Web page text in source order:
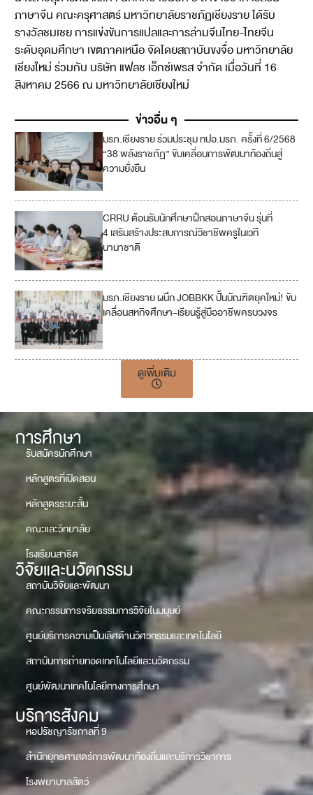
ภาษาจีน คณะครุศาสตร์ มหาวิทยาลัยราชภัฏเชียงราย ได้รับ
รางวัลชมเชย การแข่งขันการแปลและการล่ามจีนไทย-ไทยจีน
ระดับอุดมศึกษา เขตภาคเหนือ จัดโดยสถาบันขงจื่อ มหาวิทยาลัย
เชียงใหม่ ร่วมกับ บริษัท แฟลช เอ็กซ์เพรส จำกัด เมื่อวันที่ 16
สิงหาคม 2566 ณ มหาวิทยาลัยเชียงใหม่
ข่าวอื่น ๆ
มรภ.เชียงราย ร่วมประชุม ทปอ.มรภ. ครั้งที่ 6/2568
“38 พลังราชภัฏ” ขับเคลื่อนการพัฒนาท้องถิ่นสู่
ความยั่งยืน
CRRU ต้อนรับนักศึกษาฝึกสอนภาษาจีน รุ่นที่
4 เสริมสร้างประสบการณ์วิชาชีพครูในเวที
นานาชาติ
มรภ.เชียงราย ผนึก JOBBKK ปั้นบัณฑิตยุคใหม่! ขับ
เคลื่อนสหกิจศึกษา–เรียนรู้สู่มืออาชีพครบวงจร
ดูเพิ่มเติม
การศึกษา
รับสมัครนักศึกษา
หลักสูตรที่เปิดสอน
หลักสูตรระยะสั้น
คณะและวิทยาลัย
โรงเรียนสาธิต
วิจัยและนวัตกรรม
สถาบันวิจัยและพัฒนา
คณะกรรมการจริยธรรมการวิจัยในมนุษย์
ศูนย์บริการความเป็นเลิศด้านวิศวกรรมและเทคโนโลยี
สถาบันการถ่ายทอดเทคโนโลยีและนวัตกรรม
ศูนย์พัฒนาเทคโนโลยีทางการศึกษา
บริการสังคม
หอปรัชญารัชกาลที่ 9
สำนักยุทธศาสตร์การพัฒนาท้องถิ่นและบริการวิชาการ
โรงพยาบาลสัตว์